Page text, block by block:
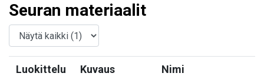
Seuran materiaalit
Luokittelu Kuvaus Nimi